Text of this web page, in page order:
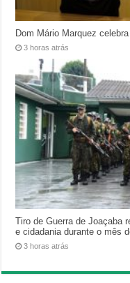
Dom Mário Marquez
3 horas atrás
Tiro de Guerra de Joaçaba
e cidadania durante o mês
3 horas atrás